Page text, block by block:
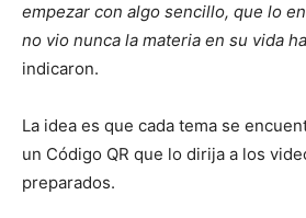
empezar con algo sencillo, que lo
no vio nunca la materia en su vida
indicaron.
La idea es que cada tema se
un Código QR que lo dirija a los
preparados.